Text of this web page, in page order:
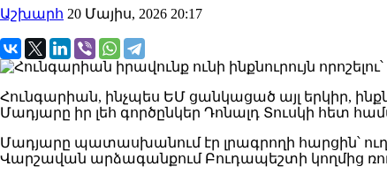
Աշխարհ 20 Մայիս, 2026 20:17
Հունգարիան, ինչպես ԵՄ ցանկացած այլ երկիր,
Մադյարը իր լեհ գործընկեր Դոնալդ Տուսկի հետ
Մադյարը պատասխանում էր լրագրողի հարցին՝
Վարշավան արձագանքում Բուդապեշտի կողմից